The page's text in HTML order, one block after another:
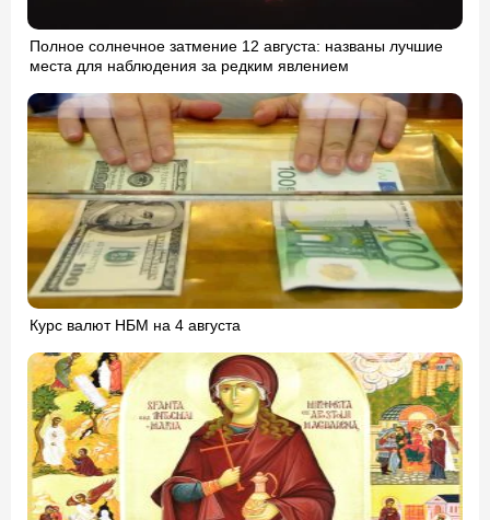
Полное солнечное затмение 12 августа: названы лучшие
места для наблюдения за редким явлением
Курс валют НБМ на 4 августа